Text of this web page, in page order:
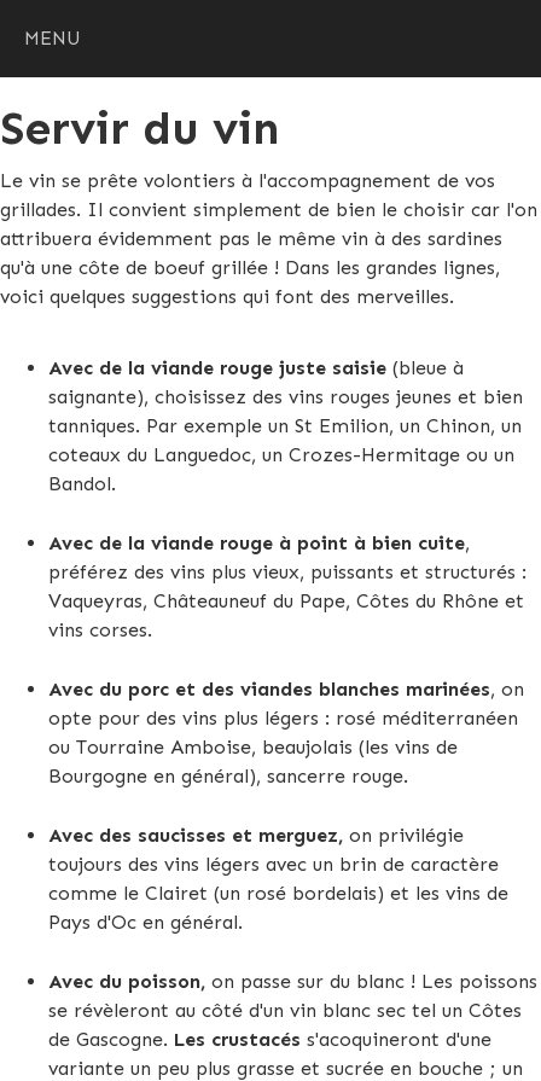
MENU
Servir du vin
Le vin se prête volontiers à l'accompagnement de vos
grillades. Il convient simplement de bien le choisir car l'on
attribuera évidemment pas le même vin à des sardines
qu'à une côte de boeuf grillée ! Dans les grandes lignes,
voici quelques suggestions qui font des merveilles.
Avec de la viande rouge juste saisie (bleue à
saignante), choisissez des vins rouges jeunes et bien
tanniques. Par exemple un St Emilion, un Chinon, un
coteaux du Languedoc, un Crozes-Hermitage ou un
Bandol.
Avec de la viande rouge à point à bien cuite,
préférez des vins plus vieux, puissants et structurés :
Vaqueyras, Châteauneuf du Pape, Côtes du Rhône et
vins corses.
Avec du porc et des viandes blanches marinées, on
opte pour des vins plus légers : rosé méditerranéen
ou Tourraine Amboise, beaujolais (les vins de
Bourgogne en général), sancerre rouge.
Avec des saucisses et merguez, on privilégie
toujours des vins légers avec un brin de caractère
comme le Clairet (un rosé bordelais) et les vins de
Pays d'Oc en général.
Avec du poisson, on passe sur du blanc ! Les poissons
se révèleront au côté d'un vin blanc sec tel un Côtes
de Gascogne. Les crustacés s'acoquineront d'une
variante un peu plus grasse et sucrée en bouche ; un